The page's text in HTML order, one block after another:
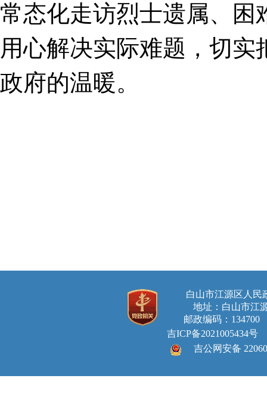
常态化走访烈士遗属、困
用心解决实际难题，切
政府的温暖。
白山市江源区人
地址：白山市江
邮政编码：134700
吉ICP备2021005434号
吉公网安备